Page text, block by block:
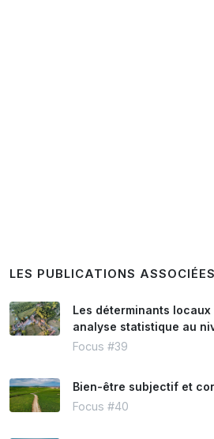
LES PUBLICATIONS ASSOCIÉES
Les déterminants
analyse statistique au
Focus #39
Bien-être subjectif et
Focus #40